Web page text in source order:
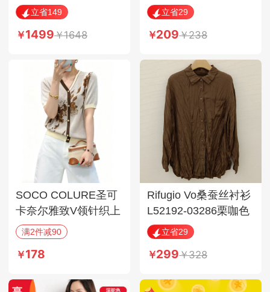
立省149
1499 1648
奶灰色
立省29
209 238
SOCO COLURE圣可
卡奈尔雅致V领针织上
衣·卡其
满2件减90
178
Rifugio Vo桑蚕丝衬衫
L52192-03286栗咖色
L码立省29
299 328